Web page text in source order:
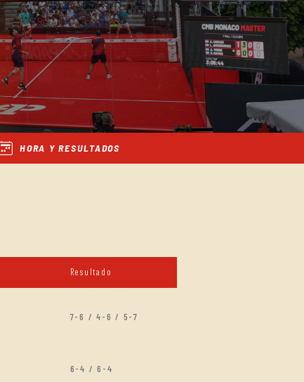
HORA Y RESULTADOS
Resultado
7-6 / 4-6 / 5-7
6-4 / 6-4